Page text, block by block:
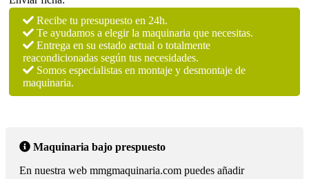
Recibe tu presupuesto en 24h.
Te ayudamos a elegir la maquinaria que necesitas.
Entrega en su estado actual o totalmente
reacondicionadas según tus necesidades.
Somos especialistas en montaje y desmontaje de
maquinaria.
Maquinaria bajo prespuesto
En nuestra web mmgmaquinaria.com puedes añadir